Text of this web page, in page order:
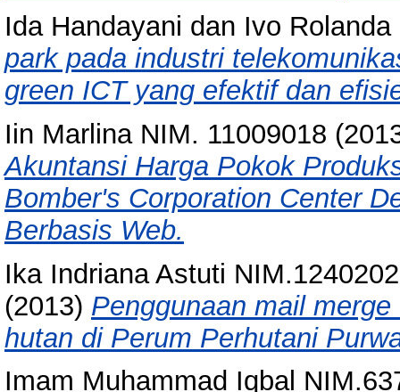
Ida Handayani dan Ivo Rolanda
park pada industri
green ICT yang efektif dan
Iin Marlina NIM. 11009018
Akuntansi Harga Pokok
Bomber's Corporation Center
Berbasis Web.
Ika Indriana Astuti
(2013) Penggunaan mail
hutan di Perum Perhutani
Imam Muhammad Iqbal